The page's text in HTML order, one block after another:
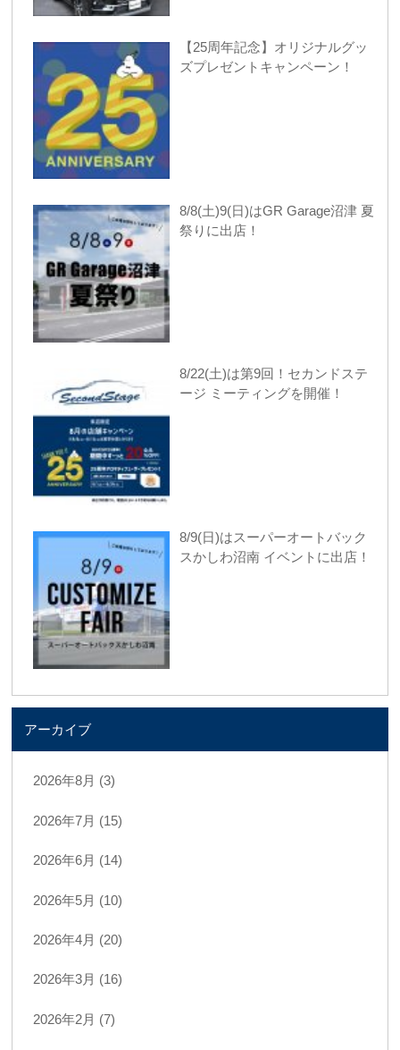
【25周年記念】オリジナルグッ
ズプレゼントキャンペーン！
8/8(土)9(日)はGR Garage沼津 夏
祭りに出店！
8/22(土)は第9回！セカンドステ
ージ ミーティングを開催！
8/9(日)はスーパーオートバック
スかしわ沼南 イベントに出店！
アーカイブ
2026年8月 (3)
2026年7月 (15)
2026年6月 (14)
2026年5月 (10)
2026年4月 (20)
2026年3月 (16)
2026年2月 (7)